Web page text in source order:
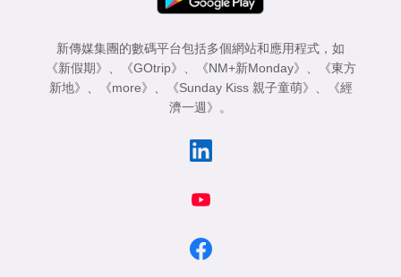
新傳媒集團的數碼平台包括多個網站和應用程式，如
《新假期》
《GOtrip》 《NM+新Monday》
《東方
新地》
《more》 《Sunday Kiss 親子童萌》
《經
濟一週》
。